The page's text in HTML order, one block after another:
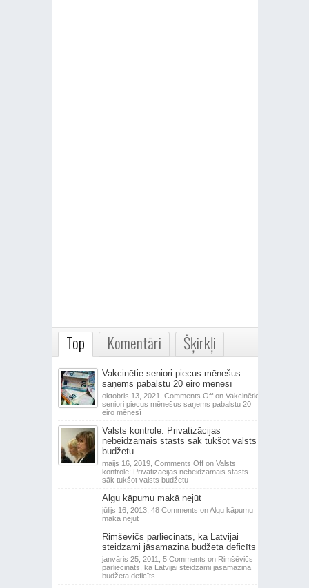
Top Komentāri Šķirkļi
Vakcinētie seniori piecus mēnešus
saņems pabalstu 20 eiro mēnesī
oktobris 13, 2021, Comments Offon Vakcinētie
seniori piecus mēnešus saņems pabalstu 20
eiro mēnesī
Valsts kontrole: Privatizācijas
nebeidzamais stāsts sāk tukšot valsts
budžetu
maijs 16, 2019, Comments Offon Valsts
kontrole: Privatizācijas nebeidzamais stāsts
sāk tukšot valsts budžetu
Algu kāpumu makā nejūt
jūlijs 16, 2013, 48 Comments on Algu kāpumu
makā nejūt
Rimšēvičs pārliecināts, ka Latvijai
steidzami jāsamazina budžeta deficīts
janvāris 25, 2011, 5 Comments on Rimšēvičs
pārliecināts, ka Latvijai steidzami jāsamazina
budžeta deficīts